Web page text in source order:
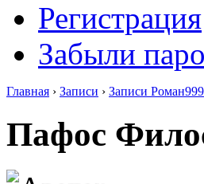
Регистрация
Забыли
Главная › Записи › Записи Роман999
Пафос